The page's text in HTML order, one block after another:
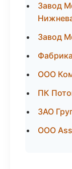
Завод
Завод
ООО
ПК
ЗАО
ООО